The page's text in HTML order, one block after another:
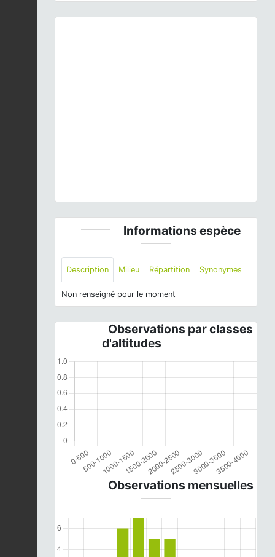
Informations espèce
Description Milieu Répartition Synonymes
Non renseigné pour le moment
Observations par classes
d'altitudes
Observations mensuelles